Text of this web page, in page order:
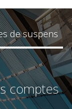
de suspens
comptes